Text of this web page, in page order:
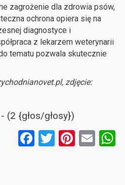
zagrożenie dla zdrowia psów,
ochrona opiera się na
diagnostyce i
z lekarzem weterynarii
tematu pozwala skutecznie
zdjęcie:
(2 {głos/głosy})
F T Pi E